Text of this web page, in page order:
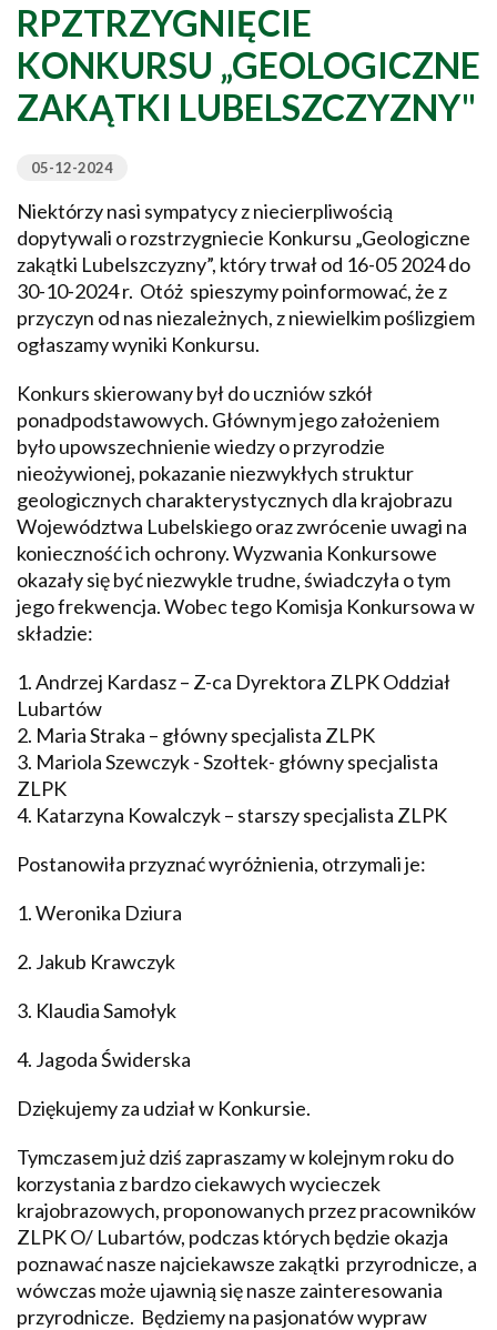
RPZTRZYGNIĘCIE
KONKURSU „GEOLOGICZNE
ZAKĄTKI LUBELSZCZYZNY"
05-12-2024
Niektórzy nasi sympatycy z niecierpliwością
dopytywali o rozstrzygniecie Konkursu „Geologiczne
zakątki Lubelszczyzny”, który trwał od 16-05 2024 do
30-10-2024 r. Otóż spieszymy poinformować, że z
przyczyn od nas niezależnych, z niewielkim poślizgiem
ogłaszamy wyniki Konkursu.
Konkurs skierowany był do uczniów szkół
ponadpodstawowych. Głównym jego założeniem
było upowszechnienie wiedzy o przyrodzie
nieożywionej, pokazanie niezwykłych struktur
geologicznych charakterystycznych dla krajobrazu
Województwa Lubelskiego oraz zwrócenie uwagi na
konieczność ich ochrony. Wyzwania Konkursowe
okazały się być niezwykle trudne, świadczyła o tym
jego frekwencja. Wobec tego Komisja Konkursowa w
składzie:
1. Andrzej Kardasz – Z-ca Dyrektora ZLPK Oddział
Lubartów
2. Maria Straka – główny specjalista ZLPK
3. Mariola Szewczyk - Szołtek- główny specjalista
ZLPK
4. Katarzyna Kowalczyk – starszy specjalista ZLPK
Postanowiła przyznać wyróżnienia, otrzymali je:
1. Weronika Dziura
2. Jakub Krawczyk
3. Klaudia Samołyk
4. Jagoda Świderska
Dziękujemy za udział w Konkursie.
Tymczasem już dziś zapraszamy w kolejnym roku do
korzystania z bardzo ciekawych wycieczek
krajobrazowych, proponowanych przez pracowników
ZLPK O/ Lubartów, podczas których będzie okazja
poznawać nasze najciekawsze zakątki przyrodnicze, a
wówczas może ujawnią się nasze zainteresowania
przyrodnicze. Będziemy na pasjonatów wypraw